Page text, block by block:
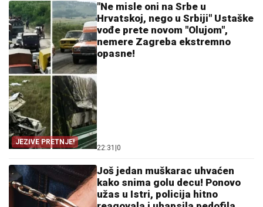
JEZIVE PRETNJE!
"Ne misle oni na Srbe u
Hrvatskoj, nego u Srbiji" Ustaške
vođe prete novom "Olujom",
nemere Zagreba ekstremno
opasne!
22:31 0
Još jedan muškarac uhvaćen
kako snima golu decu! Ponovo
užas u Istri, policija hitno